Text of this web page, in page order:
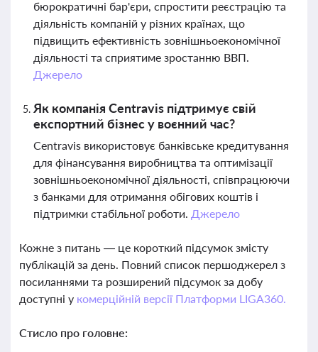
бюрократичні бар'єри, спростити реєстрацію та
діяльність компаній у різних країнах, що
підвищить ефективність зовнішньоекономічної
діяльності та сприятиме зростанню ВВП.
Джерело
Як компанія Centravis підтримує свій
експортний бізнес у воєнний час?
Centravis використовує банківське кредитування
для фінансування виробництва та оптимізації
зовнішньоекономічної діяльності, співпрацюючи
з банками для отримання обігових коштів і
підтримки стабільної роботи. Джерело
Кожне з питань — це короткий підсумок змісту
публікацій за день. Повний список першоджерел з
посиланнями та розширений підсумок за добу
доступні у комерційній версії Платформи LIGA360.
Стисло про головне: